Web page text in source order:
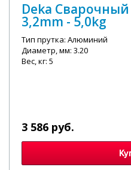
Deka Сварочный
3,2mm - 5,0kg
Тип прутка: Алюминий
Диаметр, мм: 3.20
Вес, кг: 5
3 586 руб.